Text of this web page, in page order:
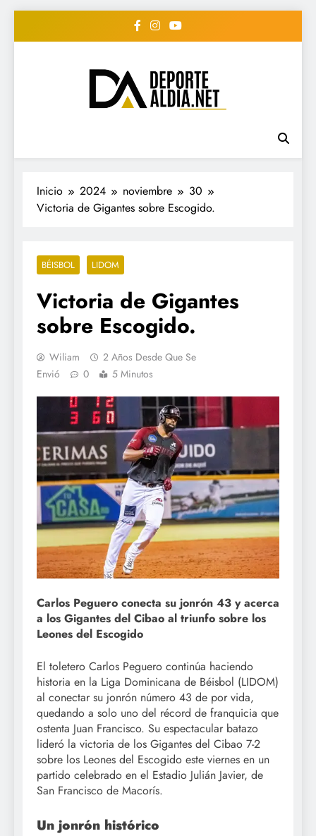
• DEPORTE AL DIA •
"Periodico Deportivo
Digital"
#deportealdiard #deportealdiaperiodico
Inicio 2024 noviembre
30
Victoria de Gigantes sobre Escogido.
BÉISBOL LIDOM
Victoria de Gigantes
sobre Escogido.
Wiliam
2 Años Desde Que Se
Envió
0 5 Minutos
Carlos Peguero conecta su jonrón 43 y acerca
a los Gigantes del Cibao al triunfo sobre los
Leones del Escogido
El toletero Carlos Peguero continúa haciendo
historia en la Liga Dominicana de Béisbol (LIDOM)
al conectar su jonrón número 43 de por vida,
quedando a solo uno del récord de franquicia que
ostenta Juan Francisco. Su espectacular batazo
lideró la victoria de los Gigantes del Cibao 7-2
sobre los Leones del Escogido este viernes en un
partido celebrado en el Estadio Julián Javier, de
San Francisco de Macorís.
Un jonrón histórico